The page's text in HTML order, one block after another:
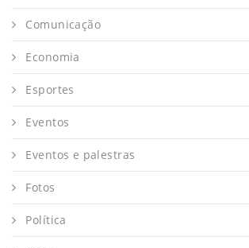
Comunicação
Economia
Esportes
Eventos
Eventos e palestras
Fotos
Política